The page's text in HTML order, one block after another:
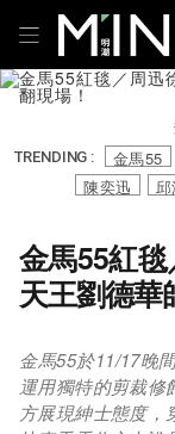
TRENDING : 金馬55
陳奕迅
金馬55紅毯
天王劉德華
金馬55於11/17晚
運用獨特的剪裁修
方展現紳士態度，